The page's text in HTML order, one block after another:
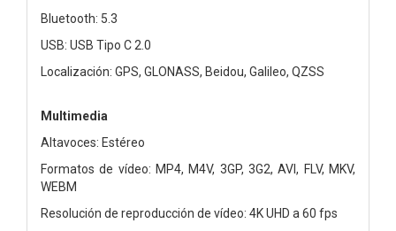
Bluetooth: 5.3
USB: USB Tipo C 2.0
Localización: GPS, GLONASS, Beidou, Galileo, QZSS
Multimedia
Altavoces: Estéreo
Formatos de vídeo: MP4, M4V, 3GP, 3G2, AVI, FLV, MKV,
WEBM
Resolución de reproducción de vídeo: 4K UHD a 60 fps